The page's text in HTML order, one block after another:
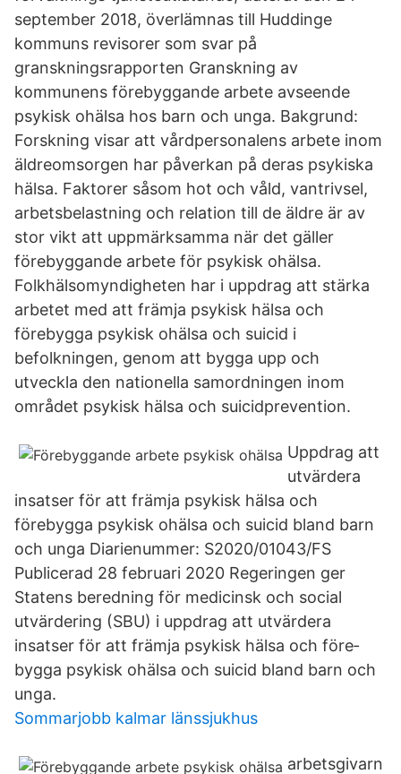
september 2018, överlämnas till Huddinge
kommuns revisorer som svar på
granskningsrapporten Granskning av
kommunens förebyggande arbete avseende
psykisk ohälsa hos barn och unga. Bakgrund:
Forskning visar att vårdpersonalens arbete inom
äldreomsorgen har påverkan på deras psykiska
hälsa. Faktorer såsom hot och våld, vantrivsel,
arbetsbelastning och relation till de äldre är av
stor vikt att uppmärksamma när det gäller
förebyggande arbete för psykisk ohälsa.
Folkhälsomyndigheten har i uppdrag att stärka
arbetet med att främja psykisk hälsa och
förebygga psykisk ohälsa och suicid i
befolkningen, genom att bygga upp och
utveckla den nationella samordningen inom
området psykisk hälsa och suicidprevention.
Uppdrag att
utvärdera
insatser för att främja psykisk hälsa och
förebygga psykisk ohälsa och suicid bland barn
och unga Diarienummer: S2020/01043/FS
Publicerad 28 februari 2020 Regeringen ger
Statens beredning för medicinsk och social
utvärdering (SBU) i uppdrag att utvärdera
insatser för att främja psykisk hälsa och före­
bygga psykisk ohälsa och suicid bland barn och
unga.
Sommarjobb kalmar länssjukhus
arbetsgivarn